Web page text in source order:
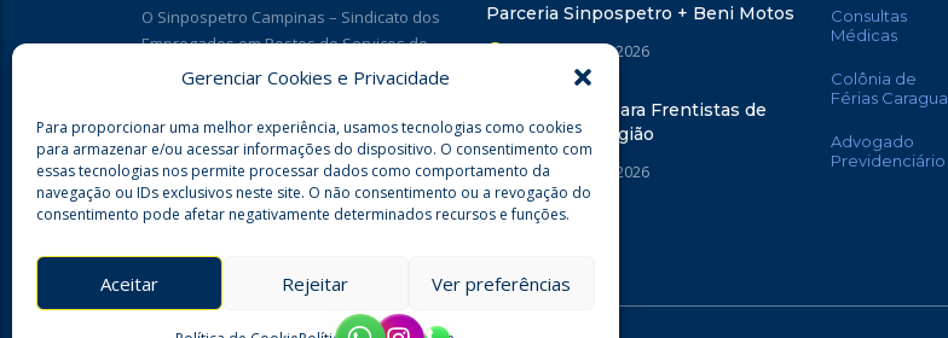
Gerenciar Cookies e Privacidade
Para proporcionar uma melhor experiência, usamos tecnologias como cookies
para armazenar e/ou acessar informações do dispositivo. O consentimento com
essas tecnologias nos permite processar dados como comportamento da
navegação ou IDs exclusivos neste site. O não consentimento ou a revogação do
consentimento pode afetar negativamente determinados recursos e funções.
Aceitar Rejeitar Ver preferências
O Sinpospetro Campinas – Sindicato dos
Empregados em Postos de Serviços de
Combustíveis e Derivados de Petróleo e
Campinas e Região está ao lado dos
associados para apoiar, orientar, e
defender os seus direitos e apresentar
inúmeros benefícios. Filie-se!
Parceria Sinpospetro + Beni Motos
27 de julho de 2026
Ação Coletiva para Frentistas de
Campinas e Região
23 de julho de 2026
Consultas
Médicas
Colônia de
Férias Caragua
Advogado
Previdenciário